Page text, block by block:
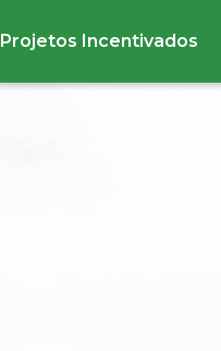
Projetos Incentivados